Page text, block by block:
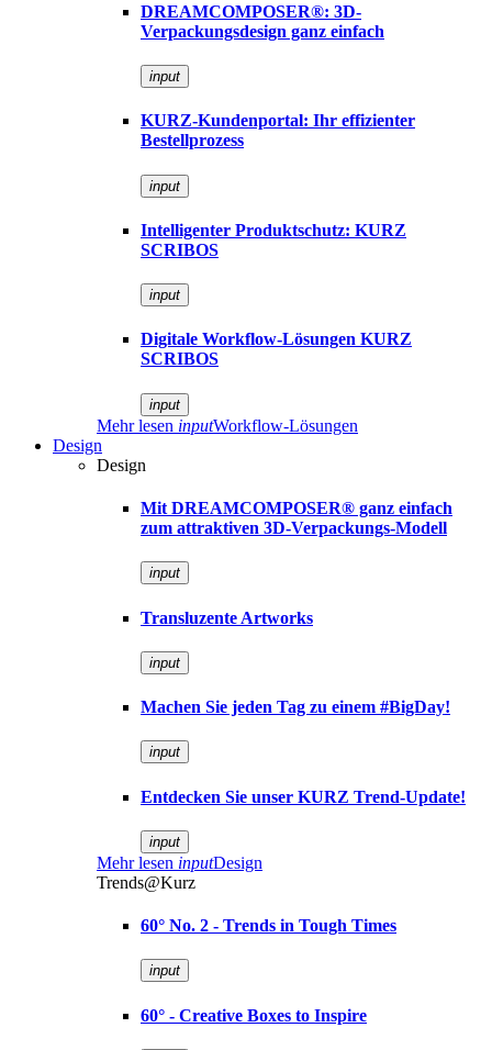
DREAMCOMPOSER®: 3D-
Verpackungsdesign ganz einfach
input
KURZ-Kundenportal: Ihr effizienter
Bestellprozess
input
Intelligenter Produktschutz: KURZ
SCRIBOS
input
Digitale Workflow-Lösungen KURZ
SCRIBOS
input
Mehr lesen inputWorkflow-Lösungen
Design
Design
Mit DREAMCOMPOSER® ganz einfach
zum attraktiven 3D-Verpackungs-Modell
input
Transluzente Artworks
input
Machen Sie jeden Tag zu einem #BigDay!
input
Entdecken Sie unser KURZ Trend-Update!
input
Mehr lesen inputDesign
Trends@Kurz
60° No. 2 - Trends in Tough Times
input
60° - Creative Boxes to Inspire